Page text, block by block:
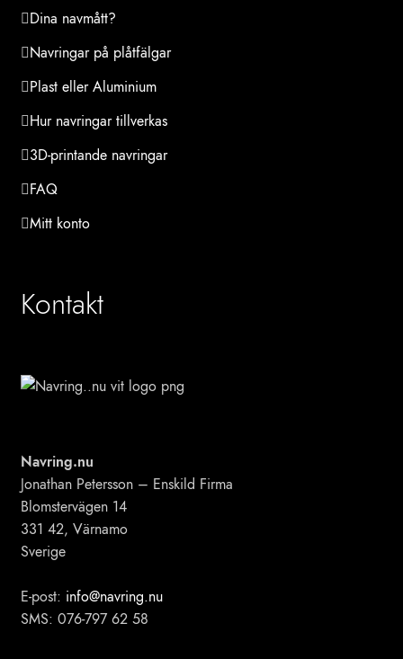
Dina navmått?
Navringar på plåtfälgar
Plast eller Aluminium
Hur navringar tillverkas
3D-printande navringar
FAQ
Mitt konto
Kontakt
Navring.nu
Jonathan Petersson – Enskild Firma
Blomstervägen 14
331 42, Värnamo
Sverige
E-post: info@navring.nu
SMS: 076-797 62 58